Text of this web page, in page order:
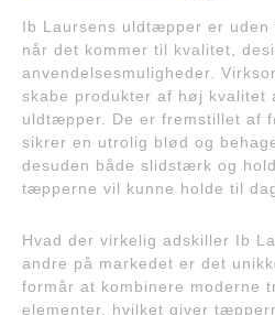
Ib Laursens uldtæpper er uden
når det kommer til kvalitet,
anvendelsesmuligheder.
skabe produkter af høj kvalitet
uldtæpper. De er fremstillet af
sikrer en utrolig blød og
desuden både slidstærk og
tæpperne vil kunne holde til
Hvad der virkelig adskiller Ib
andre på markedet er det
formår at kombinere moderne
elementer, hvilket giver